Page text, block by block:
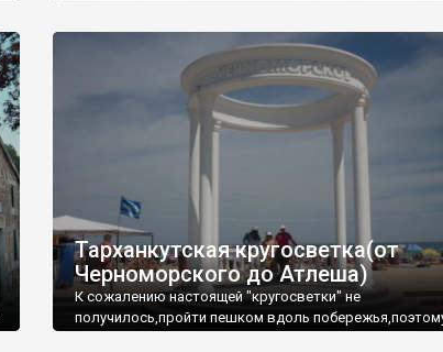
Тарханкутская кругосветка(от
Черноморского до Атлеша)
К сожалению настоящей "кругосветки" не
получилось,пройти пешком вдоль